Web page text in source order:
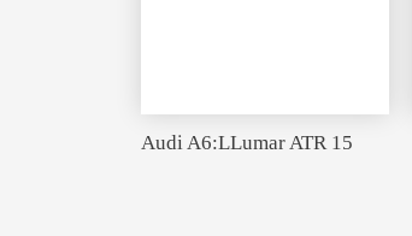
Audi A6:LLumar ATR 15